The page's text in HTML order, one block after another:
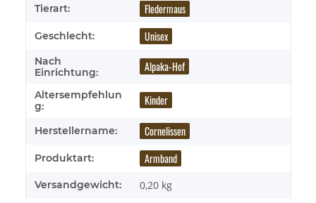
Tierart: Fledermaus
Geschlecht: Unisex
Nach
Einrichtung:
Alpaka-Hof
Altersempfehlun
g:
Kinder
Herstellername: Cornelissen
Produktart: Armband
Versandgewicht: 0,20 kg